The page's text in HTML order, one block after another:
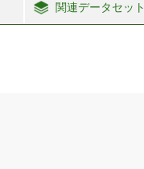
関連データセット